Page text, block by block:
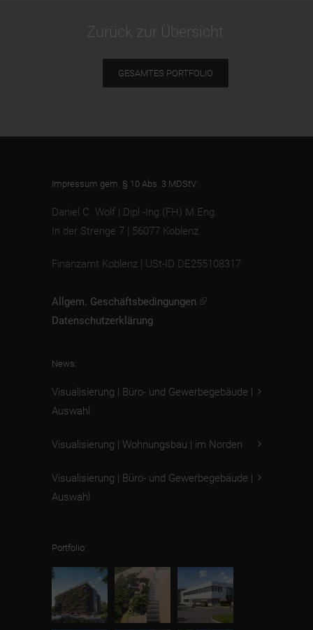
Zurück zur Übersicht:
GESAMTES PORTFOLIO
Impressum gem. § 10 Abs. 3 MDStV:
Daniel C. Wolf | Dipl.-Ing.(FH) M.Eng.
In der Strenge 7 | 56077 Koblenz
Finanzamt Koblenz | USt-ID DE255108317
Allgem. Geschäftsbedingungen
Datenschutzerklärung
News:
Visualisierung | Büro- und Gewerbegebäude |
Auswahl
Visualisierung | Wohnungsbau | im Norden
Visualisierung | Büro- und Gewerbegebäude |
Auswahl
Portfolio: